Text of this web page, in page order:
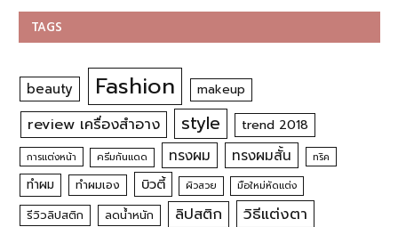
TAGS
beauty Fashion makeup
review เครื่องสำอาง style trend 2018
การแต่งหน้า ครีมกันแดด ทรงผม ทรงผมสั้น ทริค
ทำผม ทำผมเอง บิวตี้ ผิวสวย มือใหม่หัดแต่ง
รีวิวลิปสติก ลดน้ำหนัก ลิปสติก
วิธีแต่งตา